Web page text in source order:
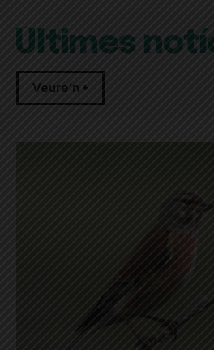
Últimes
Veure'n +